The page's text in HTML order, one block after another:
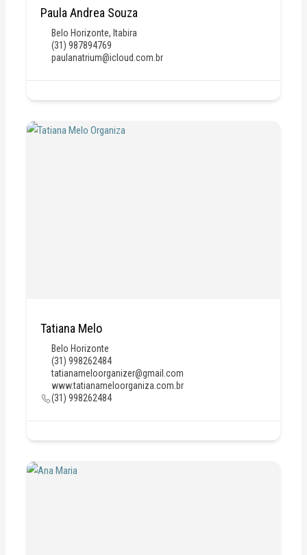
Paula Andrea Souza
Belo Horizonte, Itabira
(31) 987894769
paulanatrium@icloud.com.br
Tatiana Melo
Belo Horizonte
(31) 998262484
tatianameloorganizer@gmail.com
www.tatianameloorganiza.com.br
(31) 998262484